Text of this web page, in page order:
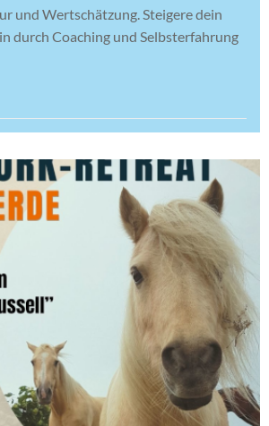
und Wertschätzung. Steigere dein
durch Coaching und Selbsterfahrung